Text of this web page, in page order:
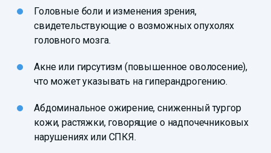
Головные боли и изменения зрения,
свидетельствующие о возможных опухолях
головного мозга.
Акне или гирсутизм (повышенное оволосение),
что может указывать на гиперандрогению.
Абдоминальное ожирение, сниженный тургор
кожи, растяжки, говорящие о надпочечниковых
нарушениях или СПКЯ.